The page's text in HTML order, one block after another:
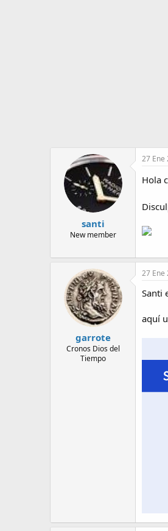
santi
New member
27 Ene
Hola
garrote
Cronos Dios del
Tiempo
27 Ene
Santi
aquí